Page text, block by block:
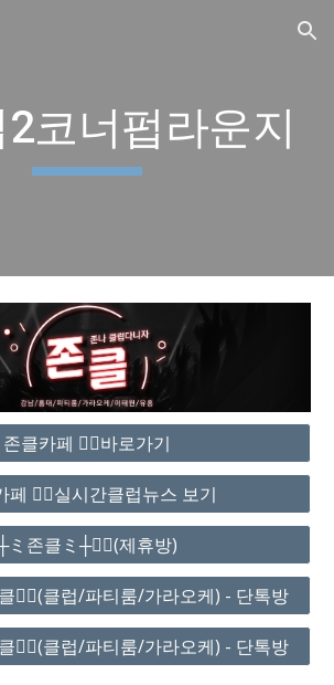
Skip to navigation
코너펍라운지
존클카페 ❤️‍🔥바로가기
페 ❤️‍🔥실시간클럽뉴스 보기
ミ존클ミ┼❤️‍🔥(제휴방)
❤️‍🔥(클럽/파티룸/가라오케) - 단톡방
❤️‍🔥(클럽/파티룸/가라오케) - 단톡방